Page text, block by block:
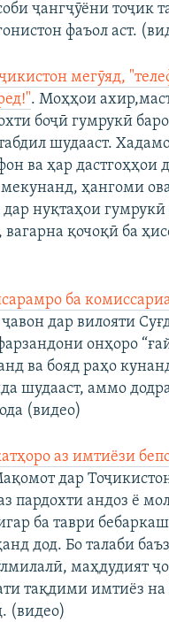
ҷангҷӯёни тоҷик
фаъол аст.
мегӯяд,
. Моҳҳои
боҷӣ гумрукӣ
шудааст.
ва ҳар дастгоҳҳои
ҳангоми
нуқтаҳои гумрукӣ
қочоқӣ ба
ба
дар вилояти
онҳоро
ва бояд раҳо
шудааст, аммо
(видео)
аз имтиёзи
дар
пардохти андоз ё
ба таври
дод. Бо талаби
маҳдудият
тақдими имтиёз на
(видео)